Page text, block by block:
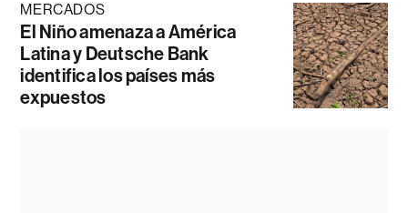
MERCADOS
El Niño amenaza a América
Latina y Deutsche Bank
identifica los países más
expuestos